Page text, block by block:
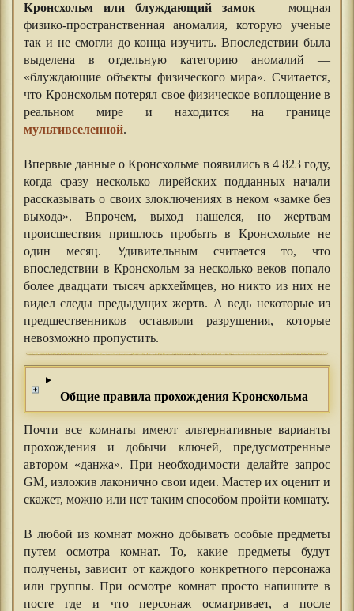
Кронсхольм или блуждающий замок — мощная
физико-пространственная аномалия, которую ученые
так и не смогли до конца изучить. Впоследствии была
выделена в отдельную категорию аномалий —
«блуждающие объекты физического мира». Считается,
что Кронсхольм потерял свое физическое воплощение в
реальном мире и находится на границе
мультивселенной.
Впервые данные о Кронсхольме появились в 4 823 году,
когда сразу несколько лирейских подданных начали
рассказывать о своих злоключениях в неком «замке без
выхода». Впрочем, выход нашелся, но жертвам
происшествия пришлось пробыть в Кронсхольме не
один месяц. Удивительным считается то, что
впоследствии в Кронсхольм за несколько веков попало
более двадцати тысяч аркхеймцев, но никто из них не
видел следы предыдущих жертв. А ведь некоторые из
предшественников оставляли разрушения, которые
невозможно пропустить.
Общие правила прохождения Кронсхольма
Почти все комнаты имеют альтернативные варианты
прохождения и добычи ключей, предусмотренные
автором «данжа». При необходимости делайте запрос
GM, изложив лаконично свои идеи. Мастер их оценит и
скажет, можно или нет таким способом пройти комнату.
В любой из комнат можно добывать особые предметы
путем осмотра комнат. То, какие предметы будут
получены, зависит от каждого конкретного персонажа
или группы. При осмотре комнат просто напишите в
посте где и что персонаж осматривает, а после